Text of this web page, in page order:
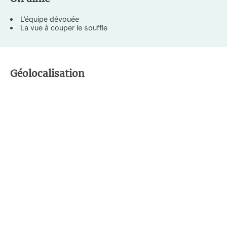
L’équipe dévouée
La vue à couper le souffle
Géolocalisation